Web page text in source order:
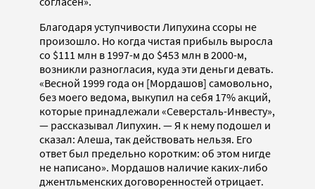
Благодаря уступчивости Липухина ссоры не
произошло. Но когда чистая прибыль выросла
со $111 млн в 1997-м до $453 млн в 2000-м,
возникли разногласия, куда эти деньги девать.
«Весной 1999 года он [Мордашов] самовольно,
без моего ведома, выкупил на себя 17% акций,
которые принадлежали «Северсталь-Инвесту»,
— рассказывал Липухин. — Я к нему подошел и
сказал: Алеша, так действовать нельзя. Его
ответ был предельно коротким: об этом нигде
не написано». Мордашов наличие каких-либо
джентльменских договоренностей отрицает.